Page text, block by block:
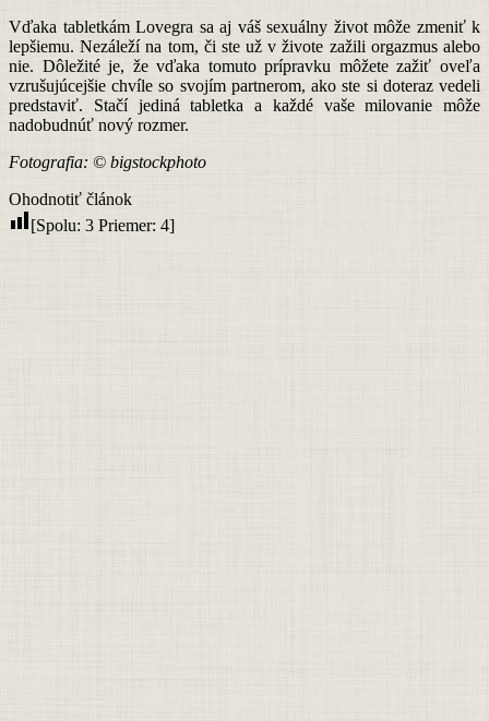
Vďaka tabletkám Lovegra sa aj váš sexuálny život môže zmeniť k
lepšiemu. Nezáleží na tom, či ste už v živote zažili orgazmus alebo
nie. Dôležité je, že vďaka tomuto prípravku môžete zažiť oveľa
vzrušujúcejšie chvíle so svojím partnerom, ako ste si doteraz vedeli
predstaviť. Stačí jediná tabletka a každé vaše milovanie môže
nadobudnúť nový rozmer.
Fotografia: © bigstockphoto
Ohodnotiť článok
[Spolu: 3 Priemer: 4]